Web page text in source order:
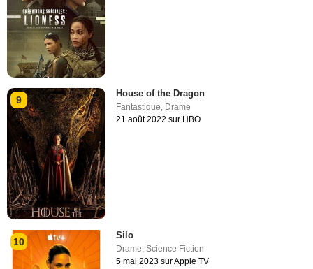
9
House of the Dragon
Fantastique, Drame
21 août 2022 sur HBO
10
Silo
Drame,Science Fiction
5 mai 2023 sur Apple TV